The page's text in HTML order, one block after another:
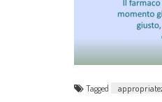
Tagged